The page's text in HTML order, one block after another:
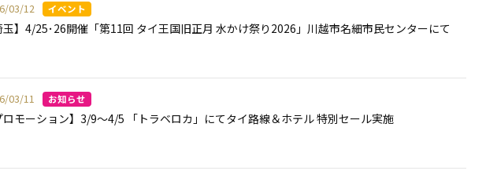
03/12
玉】4/25･26開催「第11回 タイ王国旧正月 水かけ祭り2026」川越市名細市民センターにて
03/11
ロモーション】3/9〜4/5 「トラベロカ」にてタイ路線＆ホテル 特別セール実施